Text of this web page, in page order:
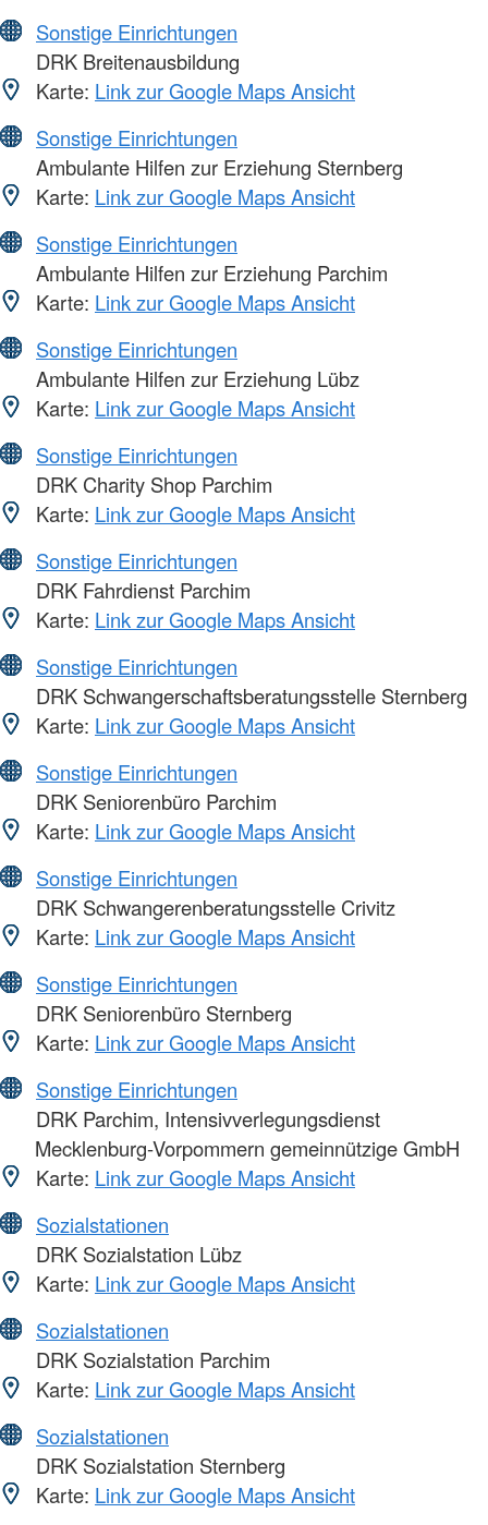
Sonstige Einrichtungen
DRK Breitenausbildung
Karte: Link zur Google Maps Ansicht
Sonstige Einrichtungen
Ambulante Hilfen zur Erziehung Sternberg
Karte: Link zur Google Maps Ansicht
Sonstige Einrichtungen
Ambulante Hilfen zur Erziehung Parchim
Karte: Link zur Google Maps Ansicht
Sonstige Einrichtungen
Ambulante Hilfen zur Erziehung Lübz
Karte: Link zur Google Maps Ansicht
Sonstige Einrichtungen
DRK Charity Shop Parchim
Karte: Link zur Google Maps Ansicht
Sonstige Einrichtungen
DRK Fahrdienst Parchim
Karte: Link zur Google Maps Ansicht
Sonstige Einrichtungen
DRK Schwangerschaftsberatungsstelle Sternberg
Karte: Link zur Google Maps Ansicht
Sonstige Einrichtungen
DRK Seniorenbüro Parchim
Karte: Link zur Google Maps Ansicht
Sonstige Einrichtungen
DRK Schwangerenberatungsstelle Crivitz
Karte: Link zur Google Maps Ansicht
Sonstige Einrichtungen
DRK Seniorenbüro Sternberg
Karte: Link zur Google Maps Ansicht
Sonstige Einrichtungen
DRK Parchim, Intensivverlegungsdienst
Mecklenburg-Vorpommern gemeinnützige GmbH
Karte: Link zur Google Maps Ansicht
Sozialstationen
DRK Sozialstation Lübz
Karte: Link zur Google Maps Ansicht
Sozialstationen
DRK Sozialstation Parchim
Karte: Link zur Google Maps Ansicht
Sozialstationen
DRK Sozialstation Sternberg
Karte: Link zur Google Maps Ansicht